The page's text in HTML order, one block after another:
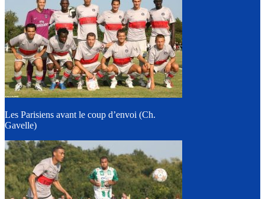
Les Parisiens avant le coup d’envoi (Ch.
Gavelle)